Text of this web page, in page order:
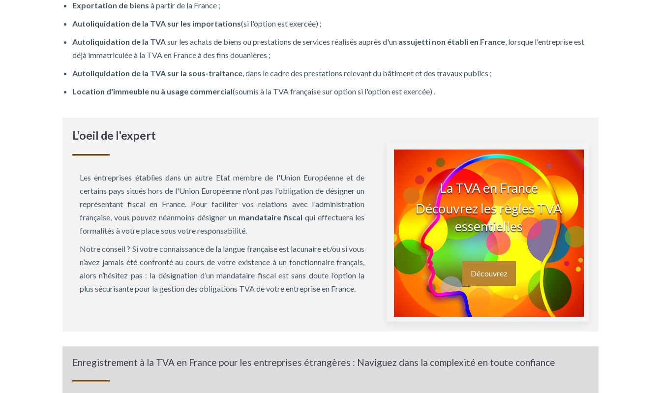
Exportation de biens à partir de la France ;
Autoliquidation de la TVA sur les importations(si l'option est exercée) ;
Autoliquidation de la TVAsur les achats de biens ou prestations de services réalisés auprès d'un assujetti non établi en France, lorsque l'entreprise est
déjà immatriculée à la TVA en France à des fins douanières ;
Autoliquidation de la TVA sur la sous-traitance, dans le cadre des prestations relevant du bâtiment et des travaux publics ;
Location d'immeuble nu à usage commercial(soumis à la TVA française sur option si l'option est exercée) .
L'oeil de l'expert
Les entreprises établies dans un autre Etat membre de l'Union Européenne et de
certains pays situés hors de l'Union Européenne n'ont pas l'obligation de désigner un
représentant fiscal en France. Pour faciliter vos relations avec l'administration
française, vous pouvez néanmoins désigner un mandataire fiscal qui effectuera les
formalités à votre place sous votre responsabilité.
Notre conseil ? Si votre connaissance de la langue française est lacunaire et/ou si vous
n’avez jamais été confronté au cours de votre existence à un fonctionnaire français,
alors n’hésitez pas : la désignation d’un mandataire fiscal est sans doute l’option la
plus sécurisante pour la gestion des obligations TVA de votre entreprise en France.
La TVA en France
Découvrez les règles TVA
essentielles
Découvrez
Enregistrement à la TVA en France pour les entreprises étrangères : Naviguez dans la complexité en toute confiance